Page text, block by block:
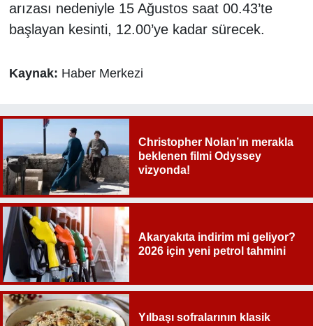
arızası nedeniyle 15 Ağustos saat 00.43’te
başlayan kesinti, 12.00’ye kadar sürecek.
Kaynak: Haber Merkezi
Christopher Nolan’ın merakla
beklenen filmi Odyssey
vizyonda!
Akaryakıta indirim mi geliyor?
2026 için yeni petrol tahmini
Yılbaşı sofralarının klasik